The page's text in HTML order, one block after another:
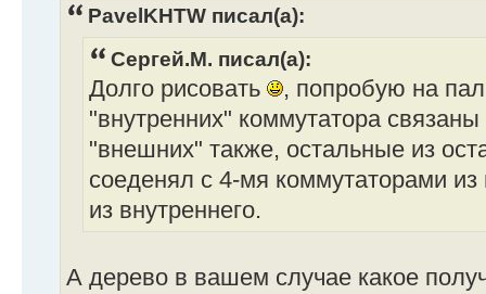
PavelKHTW писал(а):
Сергей.М. писал(а):
Долго рисовать
, попробую на
"внутренних" коммутатора
"внешних" также, остальные из
соеденял с 4-мя коммутаторами
из внутреннего.
А дерево в вашем случае какое